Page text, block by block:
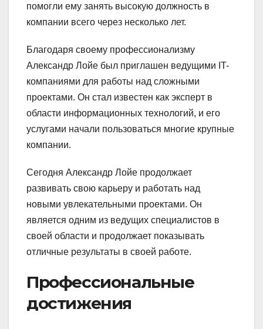
помогли ему занять высокую должность в
компании всего через несколько лет.
Благодаря своему профессионализму
Александр Лойе был приглашен ведущими IT-
компаниями для работы над сложными
проектами. Он стал известен как эксперт в
области информационных технологий, и его
услугами начали пользоваться многие крупные
компании.
Сегодня Александр Лойе продолжает
развивать свою карьеру и работать над
новыми увлекательными проектами. Он
является одним из ведущих специалистов в
своей области и продолжает показывать
отличные результаты в своей работе.
Профессиональные
достижения